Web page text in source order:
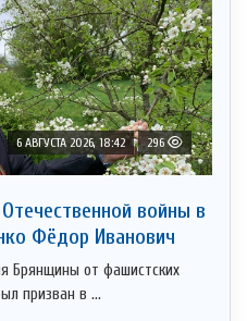
6 АВГУСТА 2026, 18:42 296
войны в
Фёдор Иванович
Брянщины от фашистских
призван в ...